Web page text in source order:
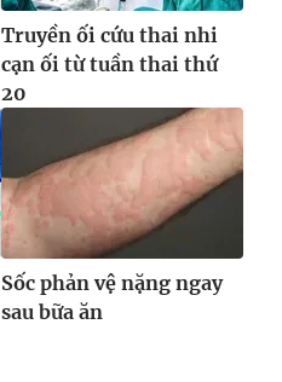
Truyền ối cứu thai nhi
cạn ối từ tuần thai thứ
20
Sốc phản vệ nặng ngay
sau bữa ăn